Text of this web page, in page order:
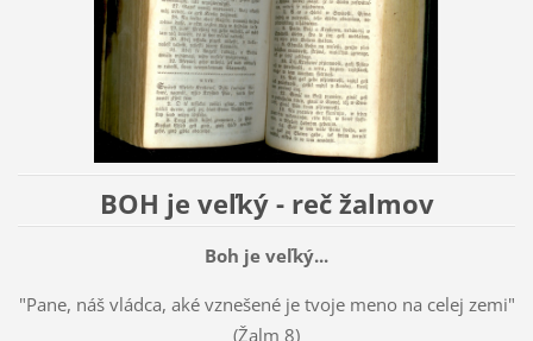
BOH je veľký - reč žalmov
Boh je veľký...
"Pane, náš vládca, aké vznešené je tvoje meno na celej zemi"
(Žalm 8)